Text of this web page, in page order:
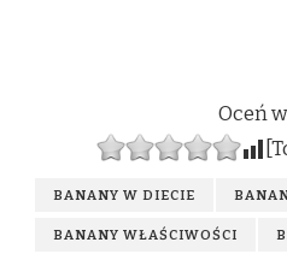
Oceń
BANANY W DIECIE
BANANY WŁAŚCIWOŚCI